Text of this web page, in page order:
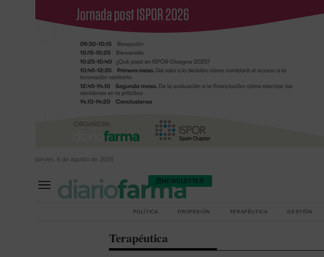
jueves, 6 de agosto de 2026
NEWSLETTER
POLÍTICA PROFESIÓN TERAPÉUTICA GESTIÓN
Terapéutica